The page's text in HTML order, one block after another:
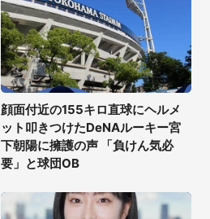
顔面付近の155キロ直球にヘルメ
ット叩きつけたDeNAルーキー宮
下朝陽に擁護の声 「負けん気必
要」と球団OB